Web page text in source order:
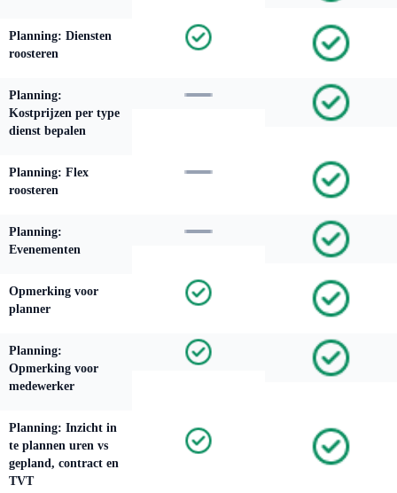
Planning: Diensten
roosteren
Planning:
Kostprijzen per type
dienst bepalen
Planning: Flex
roosteren
Planning:
Evenementen
Opmerking voor
planner
Planning:
Opmerking voor
medewerker
Planning: Inzicht in
te plannen uren vs
gepland, contract en
TVT